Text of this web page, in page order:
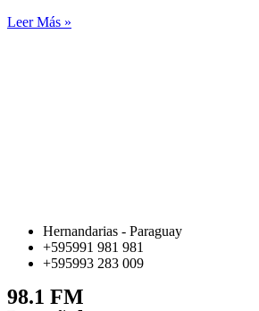
Leer Más »
Hernandarias - Paraguay
+595991 981 981
+595993 283 009
98.1 FM